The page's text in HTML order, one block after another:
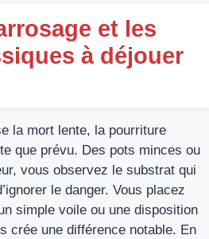
et les
à déjouer
la mort lente, la pourriture
que prévu. Des pots minces ou
vous observez le substrat qui
le danger. Vous placez
simple voile ou une disposition
crée une différence notable. En